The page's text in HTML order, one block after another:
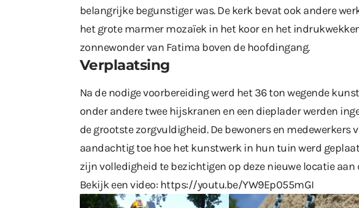
belangrijke begunstiger was. De kerk bevat ook andere
het grote marmer mozaïek in het koor en het
zonnewonder van Fatima boven de hoofdingang.
Verplaatsing
Na de nodige voorbereiding werd het 36 ton wegende
onder andere twee hijskranen en een dieplader werden
de grootste zorgvuldigheid. De bewoners en medewerkers
aandachtig toe hoe het kunstwerk in hun tuin werd
zijn volledigheid te bezichtigen op deze nieuwe locatie aan
Bekijk een video: https://youtu.be/YW9Ep055mGI